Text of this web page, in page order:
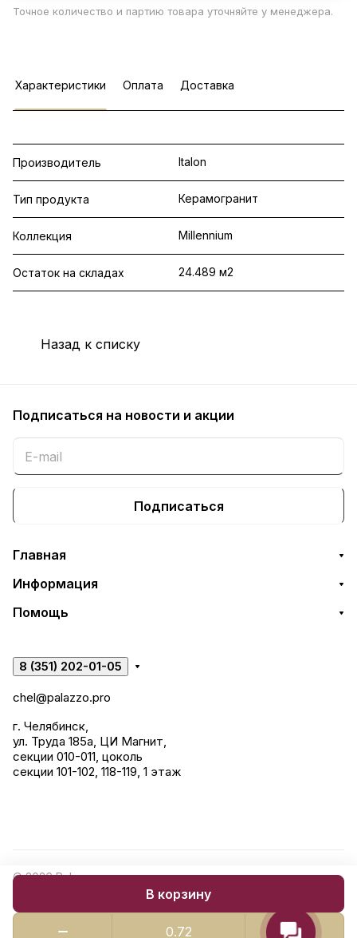
В корзину
Точное количество и партию товара уточняйте у менеджера.
Характеристики Оплата Доставка
Производитель Italon
Тип продукта Керамогранит
Коллекция Millennium
Остаток на складах 24.489 м2
Назад к списку
Подписаться на новости и акции
Подписаться
Главная
Информация
Помощь
8 (351) 202-01-05
chel@palazzo.pro
г. Челябинск,
ул. Труда 185а, ЦИ Магнит,
секции 010-011, цоколь
секции 101-102, 118-119, 1 этаж
© 2026 Palazzo: керамогранит, сантехника, строительные